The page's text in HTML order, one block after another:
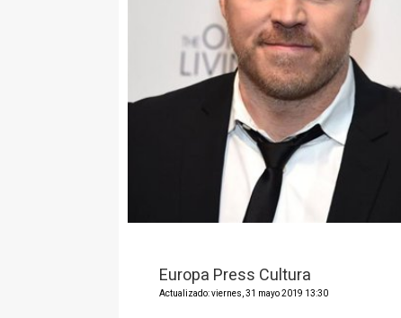
Europa Press Cultura
Actualizado: viernes, 31 mayo 2019 13:30